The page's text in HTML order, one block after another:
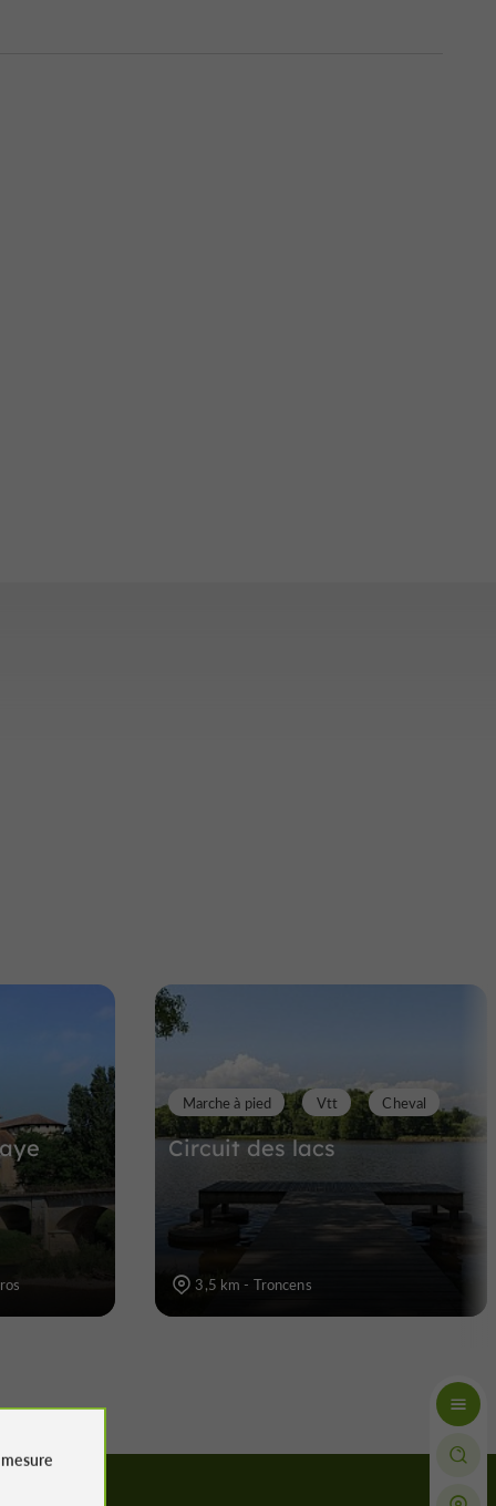
Circuit des lacs
Marche à pied Vtt Cheval
3,5 km - Troncens
mesure